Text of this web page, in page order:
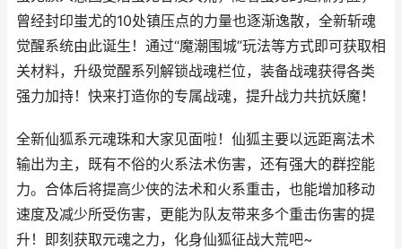
曾经封印蚩尤的10处镇压点的力量也逐渐逸散，全新斩魂
觉醒系统由此诞生！通过“魔潮围城”玩法等方式即可获取相
关材料，升级觉醒系列解锁战魂栏位，装备战魂获得各类
强力加持！快来打造你的专属战魂，提升战力共抗妖魔！
全新仙狐系元魂珠和大家见面啦！仙狐主要以远距离法术
输出为主，既有不俗的火系法术伤害，还有强大的群控能
力。合体后将提高少侠的法术和火系重击，也能增加移动
速度及减少所受伤害，更能为队友带来多个重击伤害的提
升！即刻获取元魂之力，化身仙狐征战大荒吧~